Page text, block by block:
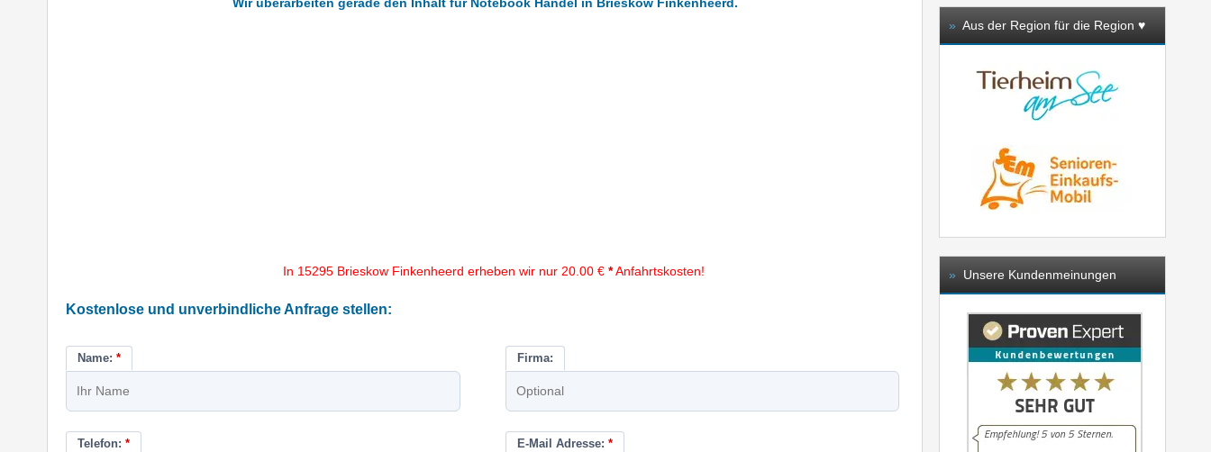
In 15295 Brieskow Finkenheerd erheben wir nur 20.00 € *Anfahrtskosten!
Kostenlose und unverbindliche Anfrage stellen:
Name: * Firma:
Telefon: * E-Mail Adresse: *
» Aus der Region für die Region ♥️
» Unsere Kundenmeinungen